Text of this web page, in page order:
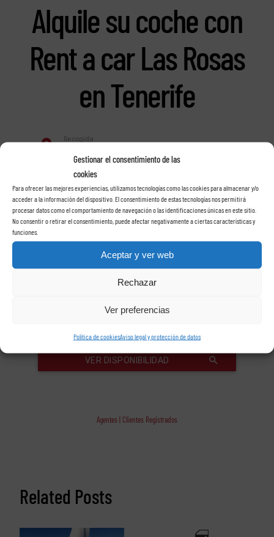
Gestionar el consentimiento de las
cookies
Para ofrecer las mejores experiencias, utilizamos tecnologías como las cookies para almacenar y/o
acceder a la información del dispositivo. El consentimiento de estas tecnologías nos permitirá
procesar datos como el comportamiento de navegación o las identificaciones únicas en este sitio.
No consentir o retirar el consentimiento, puede afectar negativamente a ciertas características y
funciones.
Aceptar y ver web
Rechazar
Ver preferencias
Política de cookiesAviso legal y protección de datos
Alquile su coche con
Rent a car Las Rosas
en Tenerife
Agentes | Clientes Registrados
Related Posts